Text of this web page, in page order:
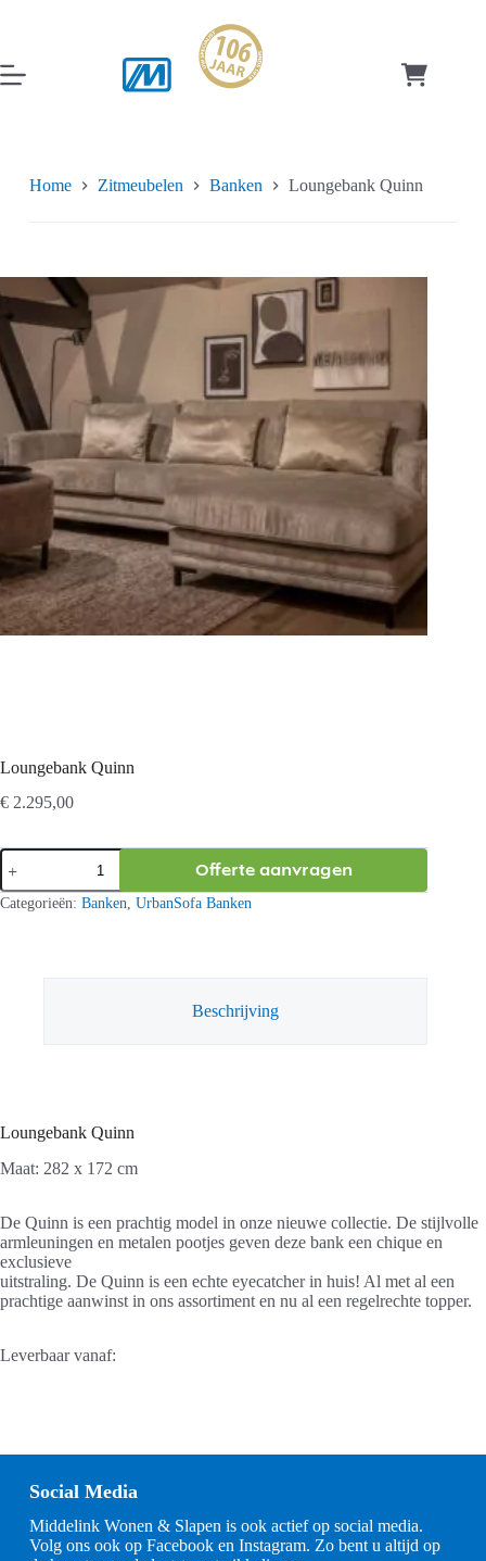
inhoud
Home Zitmeubelen Banken Loungebank Quinn
Loungebank Quinn
€ 2.295,00
Loungebank
Quinn
aantal
Offerte aanvragen
Categorieën: Banken, UrbanSofa Banken
Beschrijving
Loungebank Quinn
Maat: 282 x 172 cm
De Quinn is een prachtig model in onze nieuwe collectie. De stijlvolle
armleuningen en metalen pootjes geven deze bank een chique en
exclusieve
uitstraling. De Quinn is een echte eyecatcher in huis! Al met al een
prachtige aanwinst in ons assortiment en nu al een regelrechte topper.
Leverbaar vanaf:
Social Media
Middelink Wonen & Slapen is ook actief op social media.
Volg ons ook op Facebook en Instagram. Zo bent u altijd op